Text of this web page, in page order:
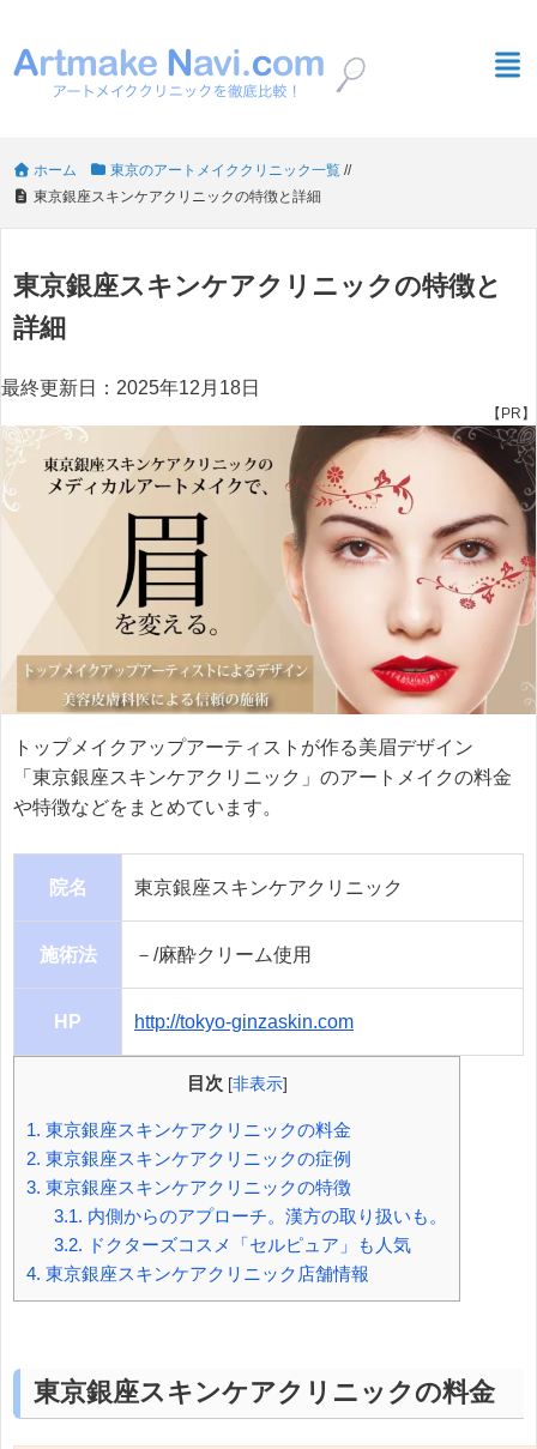
ホーム /
東京のアートメイククリニック一覧 /
東京銀座スキンケアクリニックの特徴と詳細
東京銀座スキンケアクリニックの特徴と
詳細
最終更新日：2025年12月18日
【PR】
トップメイクアップアーティストが作る美眉デザイン
「東京銀座スキンケアクリニック」のアートメイクの料金
や特徴などをまとめています。
院名 東京銀座スキンケアクリニック
施術法 －/麻酔クリーム使用
HP http://tokyo-ginzaskin.com
目次 [非表示]
1. 東京銀座スキンケアクリニックの料金
2. 東京銀座スキンケアクリニックの症例
3. 東京銀座スキンケアクリニックの特徴
3.1. 内側からのアプローチ。漢方の取り扱いも。
3.2. ドクターズコスメ「セルピュア」も人気
4. 東京銀座スキンケアクリニック店舗情報
東京銀座スキンケアクリニックの料金